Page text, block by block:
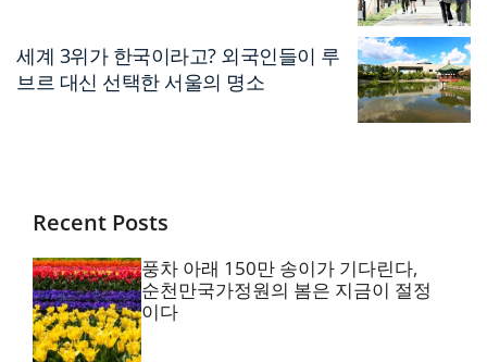
세계 3위가 한국이라고? 외국인들이 루
브르 대신 선택한 서울의 명소
Recent Posts
풍차 아래 150만 송이가 기다린다,
순천만국가정원의 봄은 지금이 절정
이다